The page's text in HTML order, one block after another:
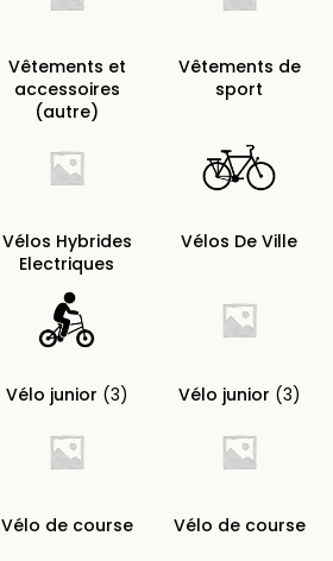
Vêtements et
accessoires
(autre)
Vêtements de
sport
Vélos Hybrides
Electriques
Vélos De Ville
Vélo junior (3) Vélo junior (3)
Vélo de course Vélo de course